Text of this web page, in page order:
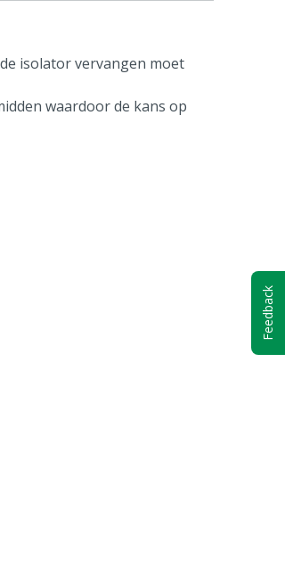
isolator vervangen moet
waardoor de kans op
Feedback